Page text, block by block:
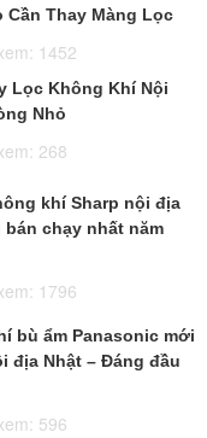
Cần Thay Màng Lọc
1452
Lọc Không Khí Nội
Nhỏ
268
khí Sharp nội địa
chạy nhất năm
1796
bù ẩm Panasonic mới
địa Nhật – Đáng đầu
596